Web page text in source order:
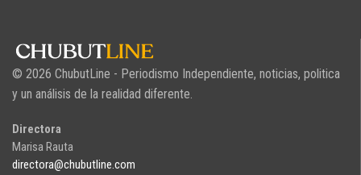
© 2026 ChubutLine - Periodismo Independiente, noticias, politica
y un análisis de la realidad diferente.
Directora
Marisa Rauta
directora@chubutline.com